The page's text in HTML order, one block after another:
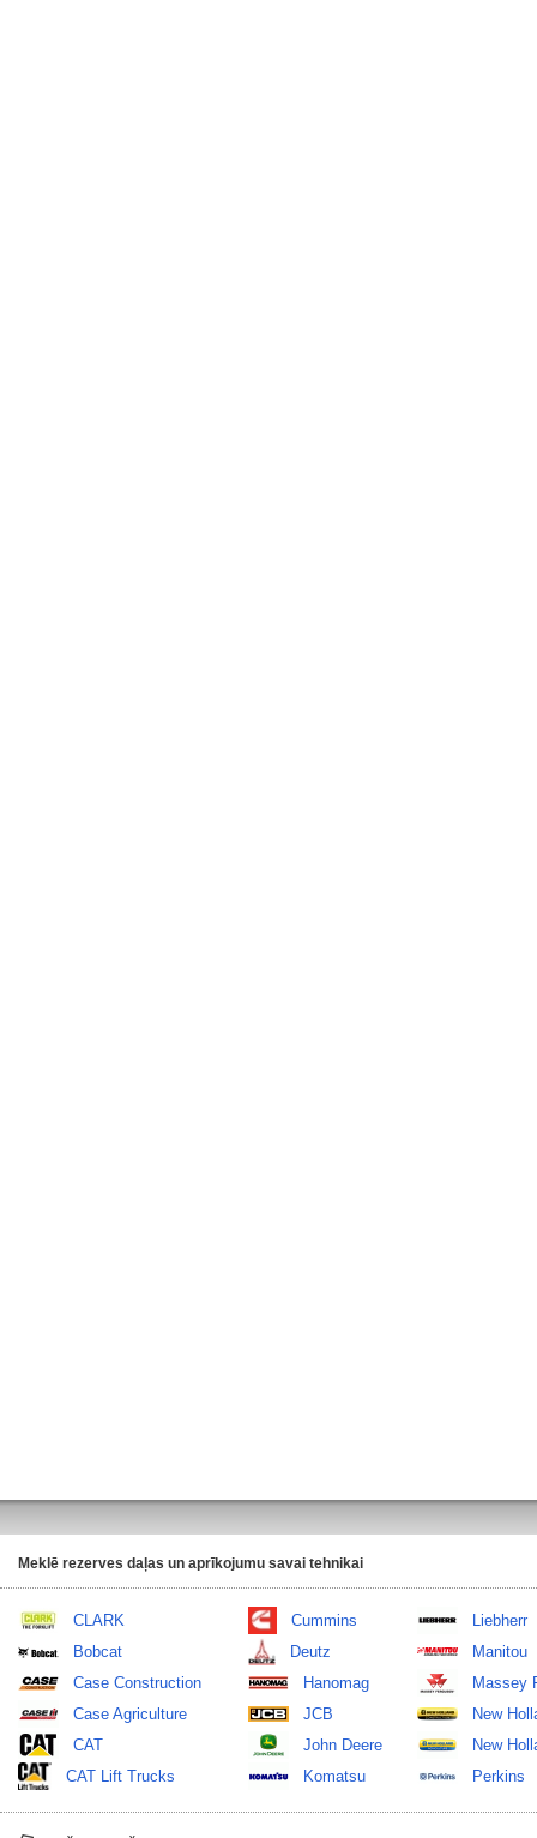
Meklē rezerves daļas un aprīkojumu savai tehnikai
CLARK
Bobcat
Case Construction
Case Agriculture
CAT
CAT Lift Trucks
Cummins
Deutz
Hanomag
JCB
John Deere
Komatsu
Liebherr
Manitou
Massey
New
New
Perkins